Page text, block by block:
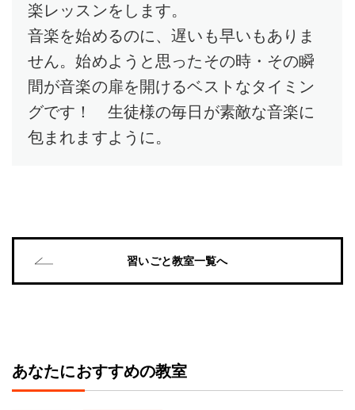
楽レッスンをします。
音楽を始めるのに、遅いも早いもありま
せん。始めようと思ったその時・その瞬
間が音楽の扉を開けるベストなタイミン
グです！ 生徒様の毎日が素敵な音楽に
包まれますように。
習いごと教室一覧へ
あなたにおすすめの教室